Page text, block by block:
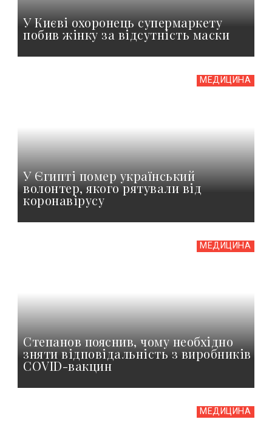
У Києві охоронець супермаркету
побив жінку за відсутність маски
МЕДИЦИНА
У Єгипті помер український
волонтер, якого рятували від
коронавірусу
МЕДИЦИНА
Степанов пояснив, чому необхідно
зняти відповідальність з виробників
COVID-вакцин
МЕДИЦИНА